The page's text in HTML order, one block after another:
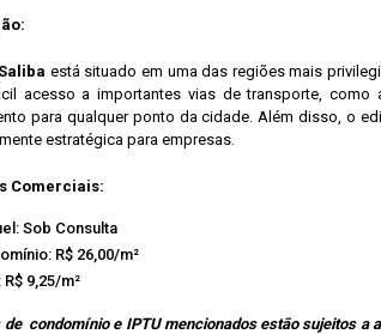
está situado em uma das regiões mais
acesso a importantes vias de transporte, como
para qualquer ponto da cidade. Além disso, o
estratégica para empresas.
Comerciais:
Sob Consulta
R$ 26,00/m²
R$ 9,25/m²
de condomínio e IPTU mencionados estão sujeitos